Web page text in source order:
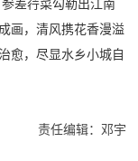
差荇菜勾勒出江南
画，清风携花香漫溢
愈，尽显水乡小城自
责任编辑：邓宇